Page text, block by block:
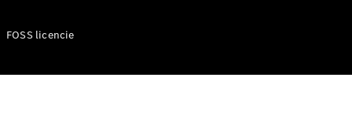
Hviezdy
ciest
portál
FOSS licencie